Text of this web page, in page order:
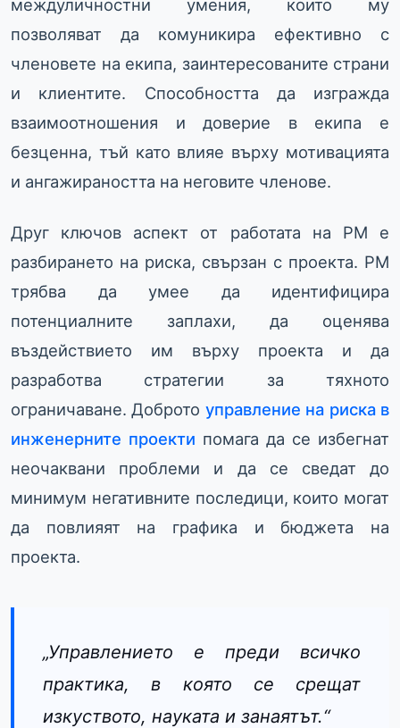
междуличностни умения, които му
позволяват да комуникира ефективно с
членовете на екипа, заинтересованите страни
и клиентите. Способността да изгражда
взаимоотношения и доверие в екипа е
безценна, тъй като влияе върху мотивацията
и ангажираността на неговите членове.
Друг ключов аспект от работата на PM е
разбирането на риска, свързан с проекта. PM
трябва да умее да идентифицира
потенциалните заплахи, да оценява
въздействието им върху проекта и да
разработва стратегии за тяхното
ограничаване. Доброто управление на риска в
инженерните проекти помага да се избегнат
неочаквани проблеми и да се сведат до
минимум негативните последици, които могат
да повлияят на графика и бюджета на
проекта.
„Управлението е преди всичко
практика, в която се срещат
изкуството, науката и занаятът.“